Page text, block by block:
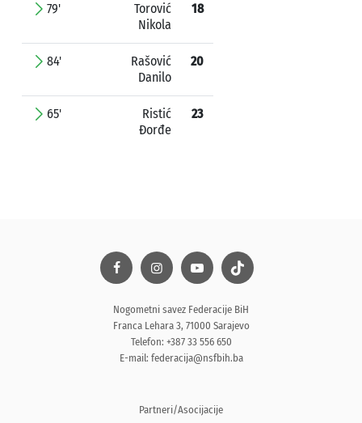
79'
Torović
Nikola
18
84'
Rašović
Danilo
20
65'
Ristić
Đorđe
23
Nogometni savez Federacije BiH
Franca Lehara 3, 71000 Sarajevo
Telefon: +387 33 556 650
E-mail: federacija@nsfbih.ba
Partneri/Asocijacije